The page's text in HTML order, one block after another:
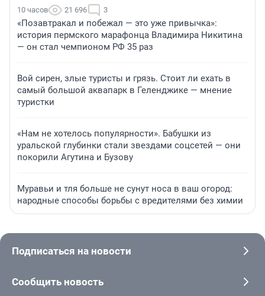
10 часов 21 696 3
«Позавтракал и побежал — это уже привычка»:
история пермского марафонца Владимира Никитина
— он стал чемпионом РФ 35 раз
Вой сирен, злые туристы и грязь. Стоит ли ехать в
самый большой аквапарк в Геленджике — мнение
туристки
«Нам не хотелось популярности». Бабушки из
уральской глубинки стали звездами соцсетей — они
покорили Агутина и Бузову
Муравьи и тля больше не сунут носа в ваш огород:
народные способы борьбы с вредителями без химии
Подписаться на новости
Сообщить новость